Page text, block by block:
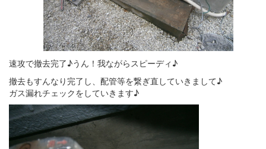
速攻で撤去完了♪うん！我ながらスピーディ♪
撤去もすんなり完了し、配管等を繋ぎ直していきまして♪
ガス漏れチェックをしていきます♪